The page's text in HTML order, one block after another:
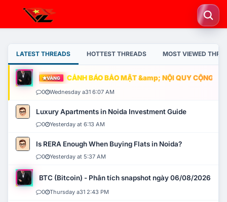
LATEST THREADS HOTTEST THREADS MOST VIEWED
VÀNG CẢNH BÁO BẢO MẬT &amp; NỘI QUY CỘNG
0 Wednesday a31 6:07 AM
Luxury Apartments in Noida Investment Guide
0 Yesterday at 6:13 AM
Is RERA Enough When Buying Flats in Noida?
0 Yesterday at 5:37 AM
BTC (Bitcoin) - Phân tích snapshot ngày 06/08/2026
0 Thursday a31 2:43 PM